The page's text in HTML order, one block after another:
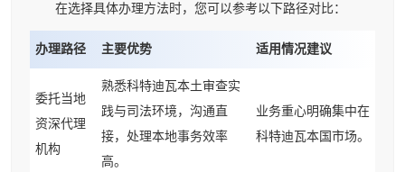
在选择具体办理方法时，您可以参考以下路径对比：
办理路径 主要优势 适用情况建议
委托当地
资深代理
机构
熟悉科特迪瓦本土审查实
践与司法环境，沟通直
接，处理本地事务效率
高。
业务重心明确集中在
科特迪瓦本国市场。